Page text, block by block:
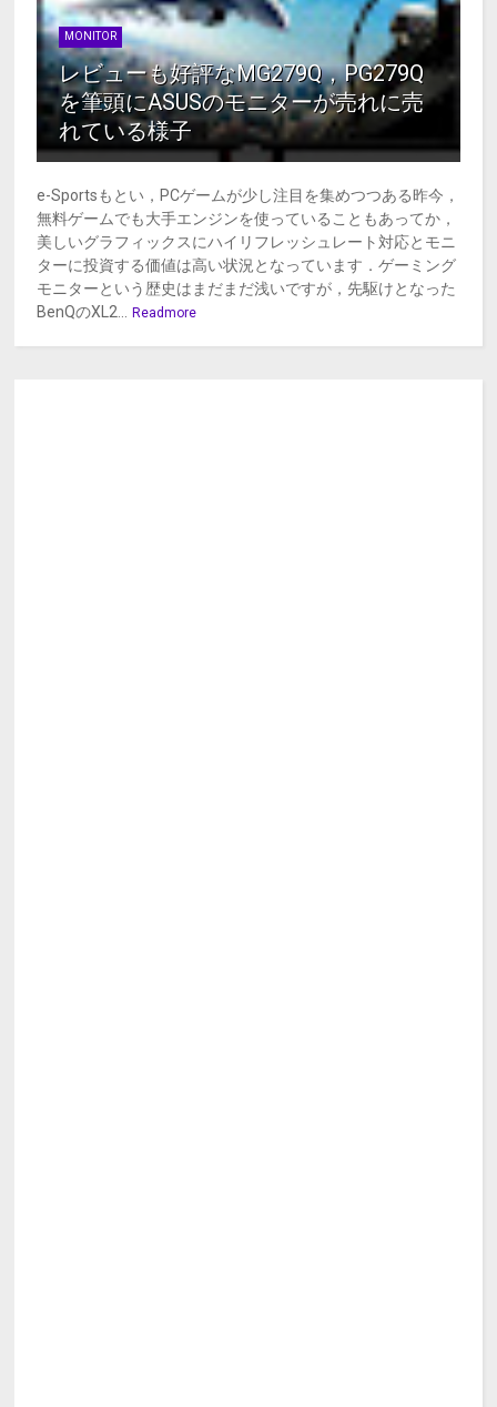
MONITOR
レビューも好評なMG279Q，PG279Q
を筆頭にASUSのモニターが売れに売
れている様子
e-Sportsもとい，PCゲームが少し注目を集めつつある昨今，
無料ゲームでも大手エンジンを使っていることもあってか，
美しいグラフィックスにハイリフレッシュレート対応とモニ
ターに投資する価値は高い状況となっています．ゲーミング
モニターという歴史はまだまだ浅いですが，先駆けとなった
BenQのXL2...
Readmore